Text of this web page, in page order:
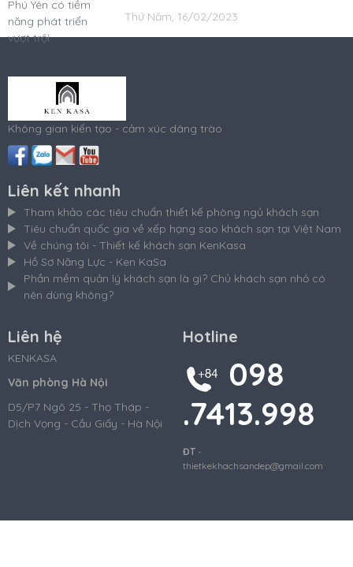
Thứ Năm, 16/02/2023
Không gian kiến tạo - cảm xúc dâng trào
Liên kết nhanh
Tham khảo các tiêu chuẩn thiết kế phòng ngủ khách sạn
Tiêu chuẩn quốc gia về xếp hạng sao khách sạn tại Việt Nam
Về chúng tôi - Thiết kế khách sạn KenKasa
Hồ Sơ Năng Lực - Ken KaSa
Phần mềm quản lý khách sạn là gì? Chủ khách sạn nhỏ có
nên dùng không?
Liên hệ
KENKASA
Văn phòng Hà Nội
D5/P7 Ngõ 25 - Thọ Tháp -
Dịch Vọng - Cầu Giấy - Hà Nội
Hotline
098
.7413.998
ĐT-
thietkekhachsandep@gmail.com